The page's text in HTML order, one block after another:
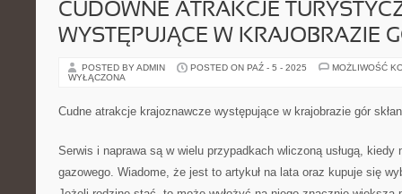
CUDOWNE ATRAKCJE
WYSTĘPUJĄCE W KRAJOBRAZIE
POSTED BY ADMIN POSTED ON PAŹ - 5 - 2025
MOŻLIWOŚĆ
WYŁĄCZONA
Cudne atrakcje krajoznawcze występujące w krajobrazie gór
Serwis i naprawa są w wielu przypadkach wliczoną usługą, kiedy
gazowego. Wiadome, że jest to artykuł na lata oraz kupuje się